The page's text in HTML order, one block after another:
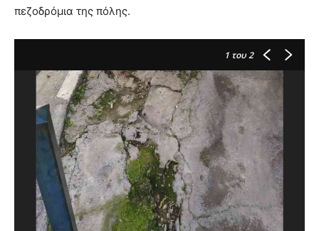
πεζοδρόμια της πόλης.
1 του 2